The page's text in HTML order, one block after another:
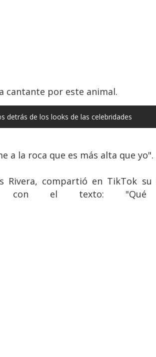
cantante por este animal.
detrás de los looks de las celebridades
a la roca que es más alta que yo".
compartió en TikTok
con el texto: